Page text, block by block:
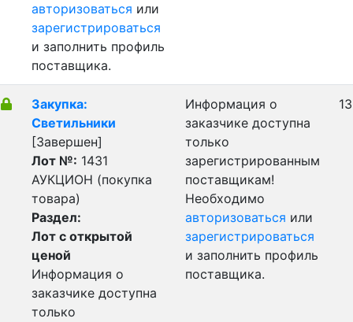
авторизоваться или
зарегистрироваться
и заполнить профиль
поставщика.
Закупка:
Светильники
[Завершен]
Лот №: 1431
АУКЦИОН (покупка
товара)
Раздел:
Лот с открытой
ценой
Информация о
заказчике доступна
только
Информация о
заказчике доступна
только
зарегистрированным
поставщикам!
Необходимо
авторизоваться или
зарегистрироваться
и заполнить профиль
поставщика.